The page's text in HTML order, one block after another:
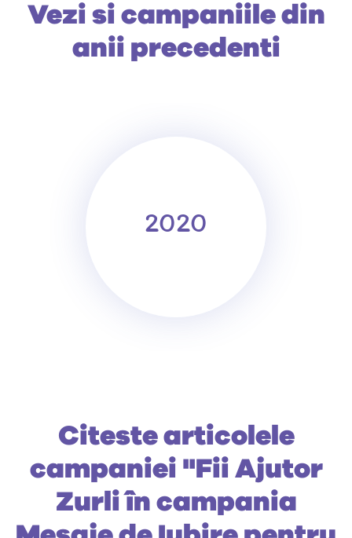
Vezi si campaniile din
anii precedenti
2020
Citeste articolele
campaniei "Fii Ajutor
Zurli în campania